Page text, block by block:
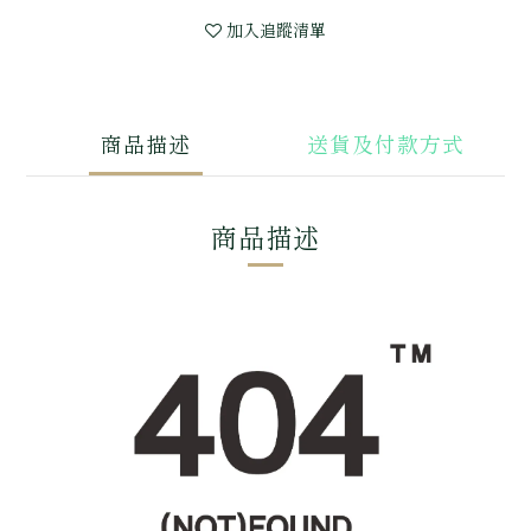
加入追蹤清單
商品描述 送貨及付款方式
商品描述